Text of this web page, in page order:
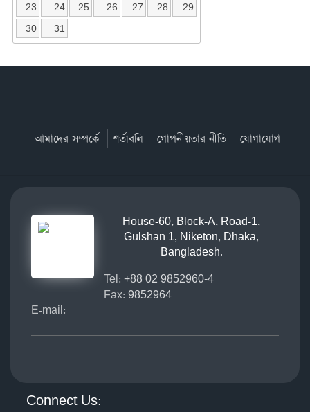
23
24 25 26 27 28
29
30
31
আমাদের সম্পর্কে শর্তাবলি গোপনীয়তার নীতি যোগাযোগ
House-60, Block-A, Road-1,
Gulshan 1, Niketon, Dhaka,
Bangladesh.
Tel: +88 02 9852960-4
Fax: 9852964
E-mail:
Connect Us: